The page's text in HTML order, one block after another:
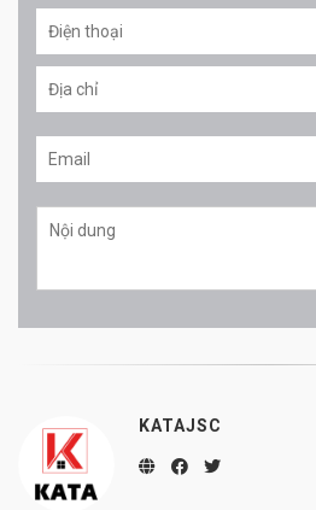
KATAJSC